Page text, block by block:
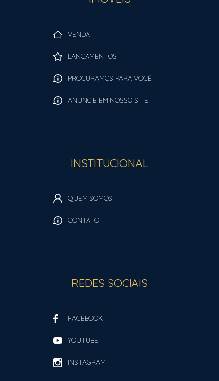
VENDA
LANÇAMENTOS
PROCURAMOS PARA VOCÊ
ANUNCIE EM NOSSO SITE
INSTITUCIONAL
QUEM SOMOS
CONTATO
REDES SOCIAIS
FACEBOOK
YOUTUBE
INSTAGRAM